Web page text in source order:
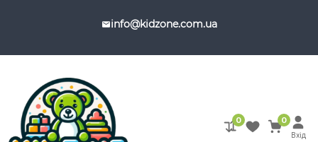
info@kidzone.com.ua
0 0
Вхід